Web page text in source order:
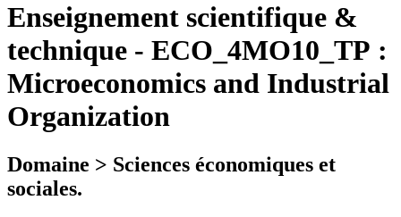
Enseignement scientifique &
technique - ECO_4MO10_TP :
Microeconomics and Industrial
Organization
Domaine > Sciences économiques et
sociales.